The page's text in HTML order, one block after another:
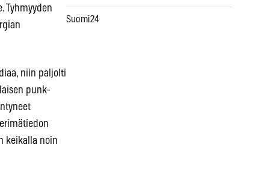
Tyhmyyden
niin paljolti
punk-
keikalla noin
Suomi24